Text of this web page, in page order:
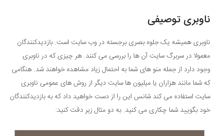
ناوبری توصیفی
ناوبری همیشه یک جلوه بصری برجسته در وب سایت است. بازدیدکنندگان
معمولا در سربرگ سایت آن ها را بررسی می کنند. هر چیزی که در ناوبری
وجود دارد از جمله منو های شما به احتمال زیاد مشاهده خواهند شد. هنگامی
که شما مانند هزاران یا میلیون ها سایت دیگر از روش های عمومی ناوبری
سایت استفاده می کند شانس این را از دست خواهید داد که به بازدیدکنندگان
خود بگویید شما چکاری می کنید. به دو مثال زیر دقت کنید: